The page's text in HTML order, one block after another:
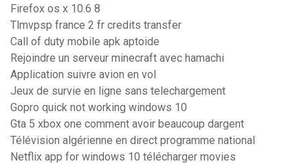
Firefox os x 10.6 8
Tlmvpsp france 2 fr credits transfer
Call of duty mobile apk aptoide
Rejoindre un serveur minecraft avec hamachi
Application suivre avion en vol
Jeux de survie en ligne sans telechargement
Gopro quick not working windows 10
Gta 5 xbox one comment avoir beaucoup dargent
Télévision algérienne en direct programme national
Netflix app for windows 10 télécharger movies